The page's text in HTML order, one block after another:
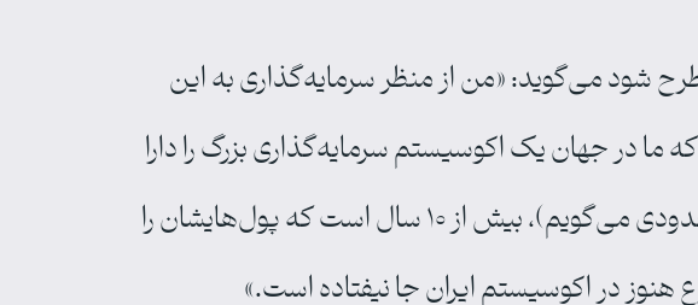
به این سؤال که چه مسائلی نیاز است در رویداد ۹ ژانویه مطرح شود می‌گوید: «من از منظر سرمایه‌گذاری به این
در جهان یک اکوسیستم سرمایه‌گذاری بزرگ را دارا
هستیم. برای مثال در حال حاضر آمریکایی‌ها (که من آمار دقیق ندارم و فقط حدودی می‌گویم)، بیش از ۱۰ سال است که پول‌هایشان را
در اکوسیستم ایران جا نیفتاده است.»